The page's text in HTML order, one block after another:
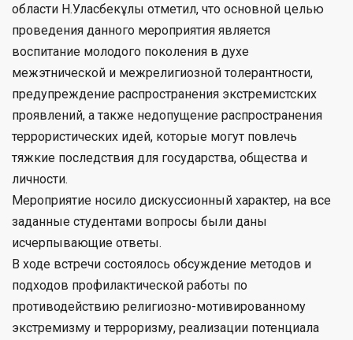
области Н.Уласбекұлы отметил, что основной целью
проведения данного мероприятия является
воспитание молодого поколения в духе
межэтнической и межрелигиозной толерантности,
предупреждение распространения экстремистских
проявлений, а также недопущение распространения
террористических идей, которые могут повлечь
тяжкие последствия для государства, общества и
личности.
Мероприятие носило дискуссионный характер, на все
заданные студентами вопросы были даны
исчерпывающие ответы.
В ходе встречи состоялось обсуждение методов и
подходов профилактической работы по
противодействию религиозно-мотивированному
экстремизму и терроризму, реализации потенциала